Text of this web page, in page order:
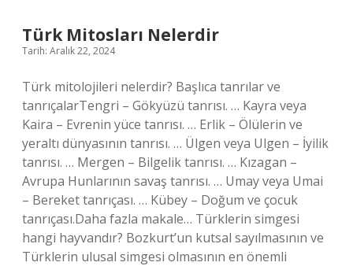
Türk Mitosları Nelerdir
Tarih: Aralık 22, 2024
Türk mitolojileri nelerdir? Başlıca tanrılar ve
tanrıçalarTengri – Gökyüzü tanrısı. … Kayra veya
Kaira – Evrenin yüce tanrısı. … Erlik – Ölülerin ve
yeraltı dünyasının tanrısı. … Ülgen veya Ulgen – İyilik
tanrısı. … Mergen – Bilgelik tanrısı. … Kızagan –
Avrupa Hunlarının savaş tanrısı. … Umay veya Umai
– Bereket tanrıçası. … Kübey – Doğum ve çocuk
tanrıçası.Daha fazla makale… Türklerin simgesi
hangi hayvandır? Bozkurt’un kutsal sayılmasının ve
Türklerin ulusal simgesi olmasının en önemli